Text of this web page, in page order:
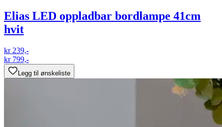
Elias LED oppladbar bordlampe 41cm
hvit
kr 239,-
kr 799,-
Legg til ønskeliste